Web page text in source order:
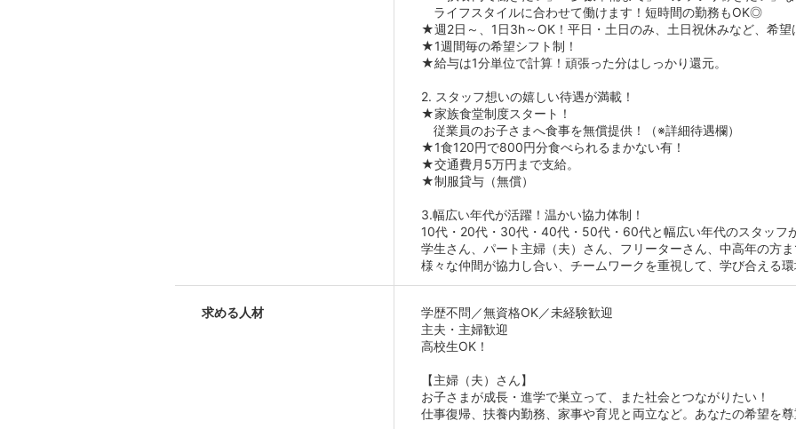
ライフスタイルに合わせて働けます！短時間の勤務もOK◎
★週2日～、1日3h～OK！平日・土日のみ、土日祝休みなど、希望
★1週間毎の希望シフト制！
★給与は1分単位で計算！頑張った分はしっかり還元。
2. スタッフ想いの嬉しい待遇が満載！
★家族食堂制度スタート！
従業員のお子さまへ食事を無償提供！（※詳細待遇欄）
★1食120円で800円分食べられるまかない有！
★交通費月5万円まで支給。
★制服貸与（無償）
3.幅広い年代が活躍！温かい協力体制！
10代・20代・30代・40代・50代・60代と幅広い年代のスタッフ
学生さん、パート主婦（夫）さん、フリーターさん、中高年の方
様々な仲間が協力し合い、チームワークを重視して、学び合える
求める人材
学歴不問／無資格OK／未経験歓迎
主夫・主婦歓迎
高校生OK！
【主婦（夫）さん】
お子さまが成長・進学で巣立って、また社会とつながりたい！
仕事復帰、扶養内勤務、家事や育児と両立など。あなたの希望を